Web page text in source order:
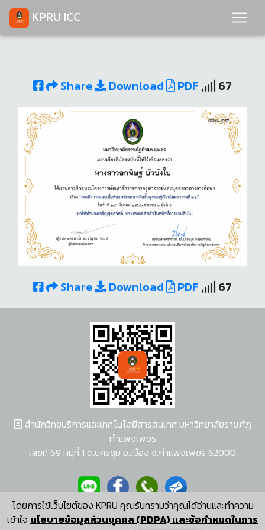
KPRU ICC
Share Download PDF 67
Share Download PDF 67
โดยการใช้เว็บไซต์ของ KPRU คุณรับทราบว่าคุณได้อ่านและทำความ
เข้าใจ นโยบายข้อมูลส่วนบุคคล (PDPA) และข้อกำหนดในการ
สำนักวิทยบริการและเทคโนโลยีสารสนเทศ มหาวิทยาลัยราชภัฏ
กำแพงเพชร
เลขที่ 69 หมู่ที่ 1 ต.นครชุม อ.เมือง จ.กำแพงเพชร 62000
ผู้พัฒนาระบบ อนุชา พวงผกา